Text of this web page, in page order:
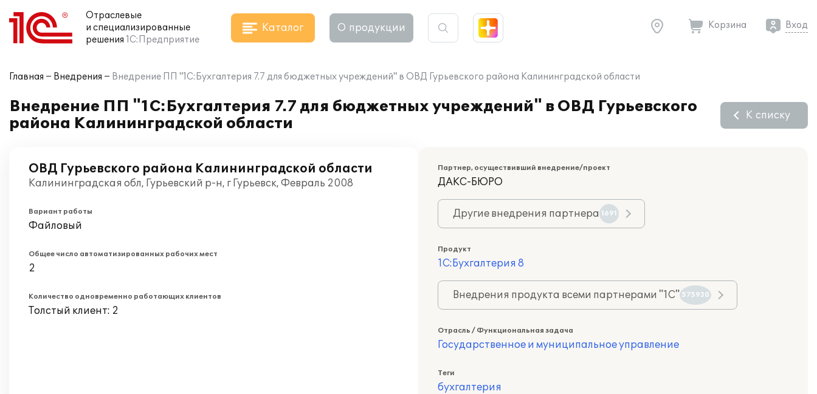
Отраслевые
и специализированные
решения 1С:Предприятие
Каталог О продукции Корзина Вход
Главная Внедрения Внедрение ПП "1С:Бухгалтерия 7.7 для бюджетных учреждений" в ОВД Гурьевского района Калининградской области
Внедрение ПП "1С:Бухгалтерия 7.7 для бюджетных учреждений" в ОВД Гурьевского
района Калининградской области
К списку
ОВД Гурьевского района Калининградской области
Калининградская обл, Гурьевский р-н, г Гурьевск, Февраль 2008
Вариант работы
Файловый
Общее число автоматизированных рабочих мест
2
Количество одновременно работающих клиентов
Толстый клиент: 2
Партнер, осуществивший внедрение/проект
ДАКС-БЮРО
Другие внедрения партнера 1691
Продукт
1С:Бухгалтерия 8
Внедрения продукта всеми партнерами "1С" 575930
Отрасль / Функциональная задача
Государственное и муниципальное управление
Теги
бухгалтерия